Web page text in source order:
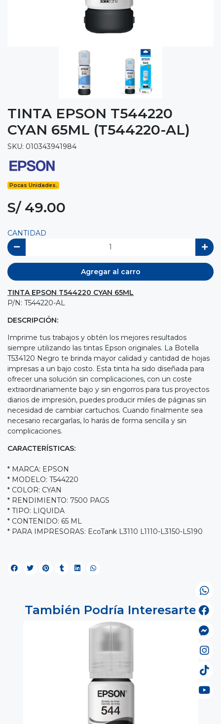
TINTA EPSON T544220
CYAN 65ML (T544220-AL)
SKU: 010343941984
Pocas Unidades.
S/ 49.00
CANTIDAD
Agregar al carro
TINTA EPSON T544220 CYAN 65ML
P/N: T544220-AL
DESCRIPCIÓN:
Imprime tus trabajos y obtén los mejores resultados
siempre utilizando las tintas Epson originales. La Botella
T534120 Negro te brinda mayor calidad y cantidad de hojas
impresas a un bajo costo. Esta tinta ha sido diseñada para
ofrecer una solución sin complicaciones, con un coste
extraordinariamente bajo y sin engorros para tus proyectos
diarios de impresión, puedes producir miles de páginas sin
necesidad de cambiar cartuchos. Cuando finalmente sea
necesario recargarlas, lo harás de forma sencilla y sin
complicaciones.
CARACTERÍSTICAS:
* MARCA: EPSON
* MODELO: T544220
* COLOR: CYAN
* RENDIMIENTO: 7500 PAGS
* TIPO: LIQUIDA
* CONTENIDO: 65 ML
* PARA IMPRESORAS: EcoTank L3110 L1110-L3150-L5190
También Podría Interesarte